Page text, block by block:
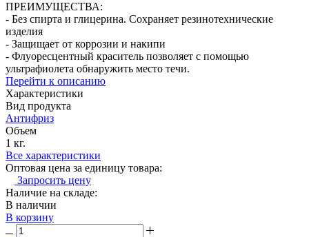
ПРЕИМУЩЕСТВА:
- Без спирта и глицерина. Сохраняет резинотехнические
изделия
- Защищает от коррозии и накипи
- Флуоресцентный краситель позволяет с помощью
ультрафиолета обнаружить место течи.
Перейти к описанию
Характеристики
Вид продукта
Антифриз
Объем
1 кг.
Все характеристики
Оптовая цена за единицу товара:
Запросить цену
Наличие на складе:
В наличии
В корзину